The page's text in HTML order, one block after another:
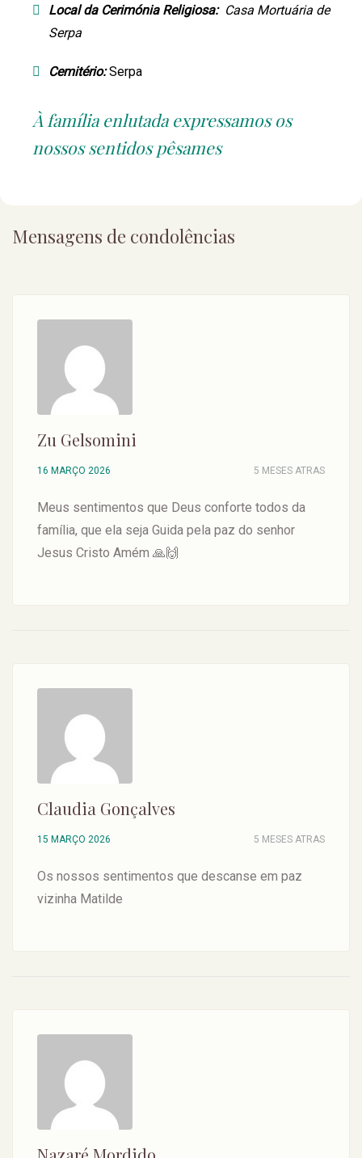
Local da Cerimónia Religiosa: Casa Mortuária de
Serpa
Cemitério:Serpa
À família enlutada expressamos os
nossos sentidos pêsames
Mensagens de condolências
Zu Gelsomini
16 MARÇO 2026 5 MESES ATRAS
Meus sentimentos que Deus conforte todos da
família, que ela seja Guida pela paz do senhor
Jesus Cristo Amém 🙏🙌
Claudia Gonçalves
15 MARÇO 2026 5 MESES ATRAS
Os nossos sentimentos que descanse em paz
vizinha Matilde